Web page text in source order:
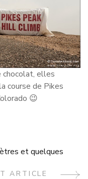
chocolat, elles
course de Pikes
😉
et quelques
ARTICLE